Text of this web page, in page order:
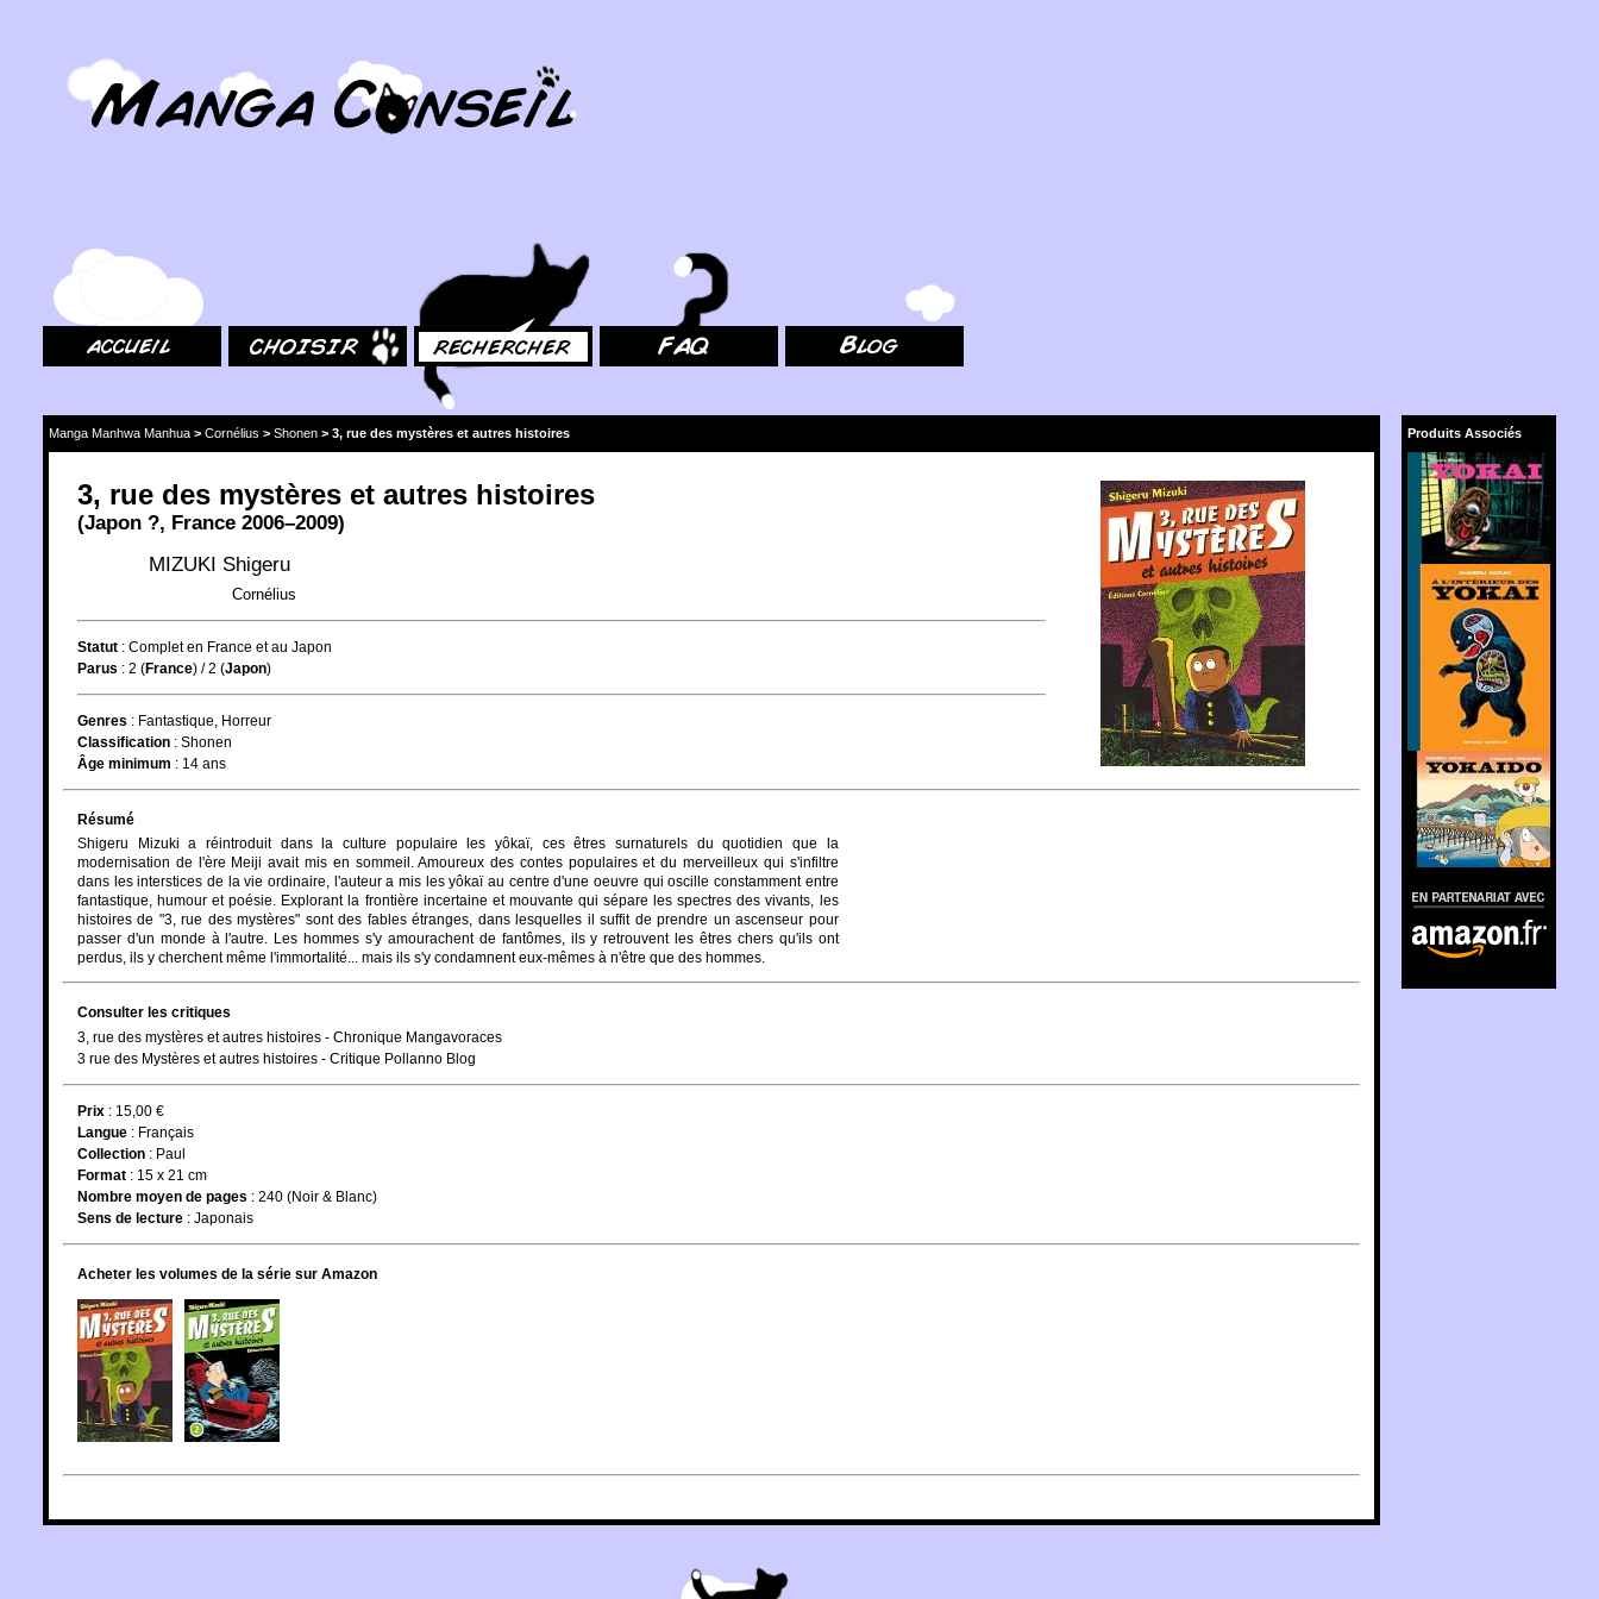
Produits Associés
En partenariat avec
Amazon.fr
Manga Manhwa Manhua > Cornélius > Shonen > 3, rue des mystères et autres histoires
3, rue des mystères et autres histoires
(Japon ?, France 2006–2009)
MIZUKI Shigeru
Cornélius
Statut : Complet en France et au Japon
Parus : 2 (France) / 2 (Japon)
Genres : Fantastique Horreur
Classification : Shonen
Âge minimum : 14 ans
Résumé
Shigeru Mizuki a réintroduit dans la culture populaire les yôkaï, ces êtres surnaturels du quotidien que la
modernisation de l'ère Meiji avait mis en sommeil. Amoureux des contes populaires et du merveilleux qui s'infiltre
dans les interstices de la vie ordinaire, l'auteur a mis les yôkaï au centre d'une oeuvre qui oscille constamment entre
fantastique, humour et poésie. Explorant la frontière incertaine et mouvante qui sépare les spectres des vivants, les
histoires de "3, rue des mystères" sont des fables étranges, dans lesquelles il suffit de prendre un ascenseur pour
passer d'un monde à l'autre. Les hommes s'y amourachent de fantômes, ils y retrouvent les êtres chers qu'ils ont
perdus, ils y cherchent même l'immortalité... mais ils s'y condamnent eux-mêmes à n'être que des hommes.
Consulter les critiques
3, rue des mystères et autres histoires - Chronique Mangavoraces
3 rue des Mystères et autres histoires - Critique Pollanno Blog
Prix : 15,00 €
Langue : Français
Collection : Paul
Format : 15 x 21 cm
Nombre moyen de pages : 240 (Noir & Blanc)
Sens de lecture : Japonais
Acheter les volumes de la série sur Amazon